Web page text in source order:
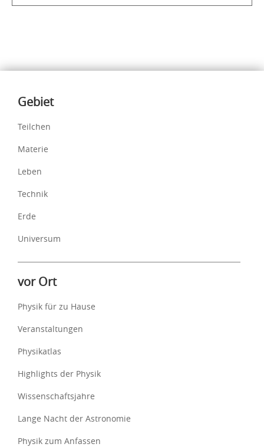
Inhalte
Gebiet
Teilchen
Materie
Leben
Technik
Erde
Universum
vor Ort
Physik für zu Hause
Veranstaltungen
Physikatlas
Highlights der Physik
Wissenschaftsjahre
Lange Nacht der Astronomie
Physik zum Anfassen